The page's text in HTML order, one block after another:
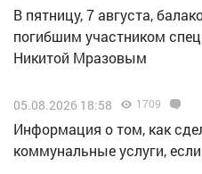
В пятницу, 7 августа,
погибшим участником
Никитой Мразовым
05.08.2026 18:58 1709
Информация о том, как
коммунальные услуги,